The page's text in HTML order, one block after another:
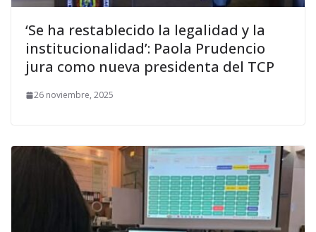
‘Se ha restablecido la legalidad y la
institucionalidad’: Paola Prudencio
jura como nueva presidenta del TCP
26 noviembre, 2025